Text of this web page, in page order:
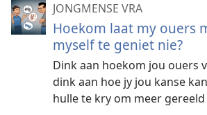
JONGMENSE VRA
Hoekom laat my ouers
myself te geniet nie?
Dink aan hoekom jou ouers
dink aan hoe jy jou kanse
hulle te kry om meer gereeld